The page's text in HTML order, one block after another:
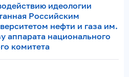
идеологии
Российским
нефти и газа им.
аппарата национального
комитета